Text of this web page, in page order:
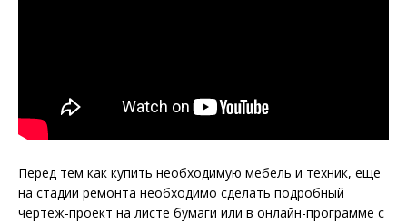
Перед тем как купить необходимую мебель и техник, еще
на стадии ремонта необходимо сделать подробный
чертеж-проект на листе бумаги или в онлайн-программе с